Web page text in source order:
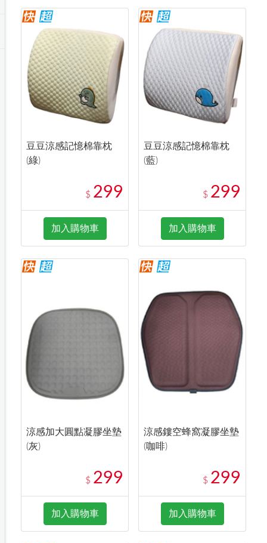
豆豆涼感記憶棉靠枕
(綠)
$ 299
加入購物車
豆豆涼感記憶棉靠枕
(藍)
$ 299
加入購物車
涼感加大圓點凝膠坐墊
(灰)
$ 299
加入購物車
涼感鏤空蜂窩凝膠坐墊
(咖啡)
$ 299
加入購物車